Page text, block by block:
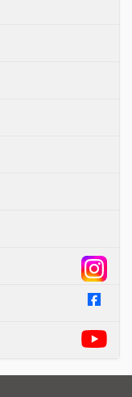
Aumentar tamanho